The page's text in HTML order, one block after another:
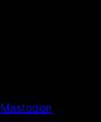
Mastodon